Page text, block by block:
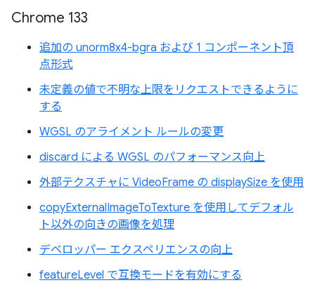
Chrome 133
追加の unorm8x4-bgra および 1 コンポーネント頂
点形式
未定義の値で不明な上限をリクエストできるように
する
WGSL のアライメント ルールの変更
discard による WGSL のパフォーマンス向上
外部テクスチャに VideoFrame の displaySize を使用
copyExternalImageToTexture を使用してデフォル
ト以外の向きの画像を処理
デベロッパー エクスペリエンスの向上
featureLevel で互換モードを有効にする